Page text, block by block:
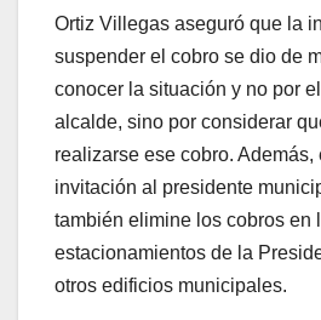
Ortiz Villegas aseguró que la
suspender el cobro se dio de
conocer la situación y no por
alcalde, sino por considerar
realizarse ese cobro. Además,
invitación al presidente
también elimine los cobros en
estacionamientos de la
otros edificios municipales.